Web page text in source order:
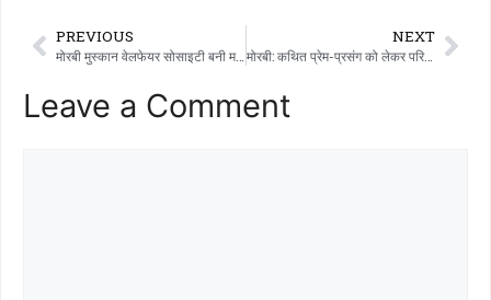
PREVIOUS
मोरबी मुस्कान वेलफेयर सोसाइटी बनी मददगार — एक लकवाग्रस्त बहन को मिली उम्मीद की नई पहिया
NEXT
मोरबी: कथित प्रेम-प्रसंग को लेकर परिवार पर हमला, बेटी और दामाद को धमकियां मिलने के बाद बुजुर्ग ने की आत्महत्या।
Leave a Comment